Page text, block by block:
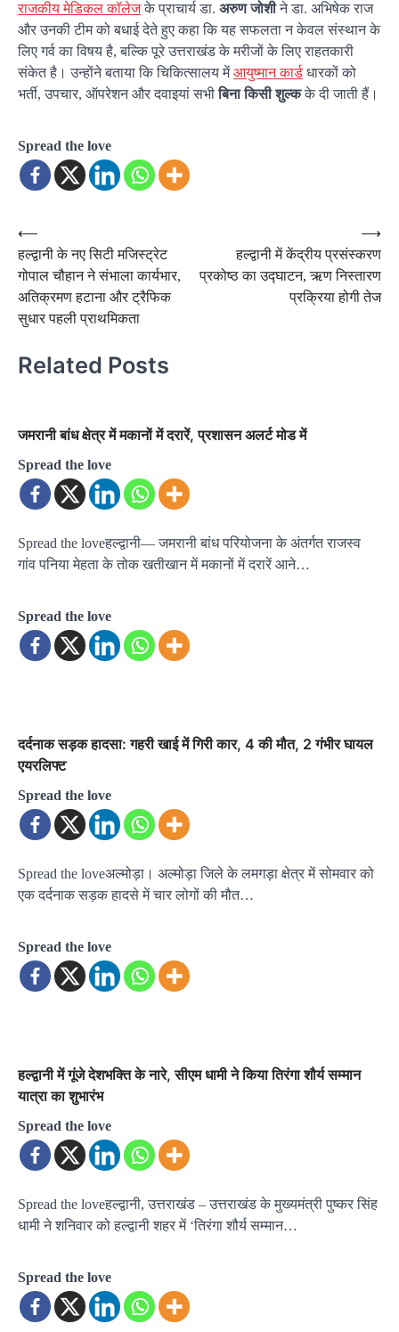
राजकीय मेडिकल कॉलेजके प्राचार्य डा. अरुण जोशीने डा. अभिषेक राज
और उनकी टीम को बधाई देते हुए कहा कि यह सफलता न केवल संस्थान के
लिए गर्व का विषय है, बल्कि पूरे उत्तराखंड के मरीजों के लिए राहतकारी
संकेत है। उन्होंने बताया कि चिकित्सालय मेंआयुष्मान कार्ड धारकों को
भर्ती, उपचार, ऑपरेशन और दवाइयां सभीबिना किसी शुल्कके दी जाती हैं।
Spread the love
Post
navigation
⟵
हल्द्वानी के नए सिटी मजिस्ट्रेट
गोपाल चौहान ने संभाला कार्यभार,
अतिक्रमण हटाना और ट्रैफिक
सुधार पहली प्राथमिकता
हल्द्वानी में केंद्रीय प्रसंस्करण
प्रकोष्ठ का उद्घाटन, ऋण निस्तारण
प्रक्रिया होगी तेज
⟶
Related Posts
जमरानी बांध क्षेत्र में मकानों में दरारें, प्रशासन अलर्ट मोड में
Spread the love
Spread the loveहल्द्वानी— जमरानी बांध परियोजना के अंतर्गत राजस्व
गांव पनिया मेहता के तोक खतीखान में मकानों में दरारें आने…
Spread the love
दर्दनाक सड़क हादसा: गहरी खाई में गिरी कार, 4 की मौत, 2 गंभीर घायल
एयरलिफ्ट
Spread the love
Spread the loveअल्मोड़ा। अल्मोड़ा जिले के लमगड़ा क्षेत्र में सोमवार को
एक दर्दनाक सड़क हादसे में चार लोगों की मौत…
Spread the love
हल्द्वानी में गूंजे देशभक्ति के नारे, सीएम धामी ने किया तिरंगा शौर्य सम्मान
यात्रा का शुभारंभ
Spread the love
Spread the loveहल्द्वानी, उत्तराखंड – उत्तराखंड के मुख्यमंत्री पुष्कर सिंह
धामी ने शनिवार को हल्द्वानी शहर में ‘तिरंगा शौर्य सम्मान…
Spread the love